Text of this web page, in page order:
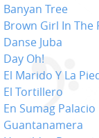
Banyan Tree
Brown Girl In The
Danse Juba
Day Oh!
El Marido Y La
El Tortillero
En Sumag Palacio
Guantanamera